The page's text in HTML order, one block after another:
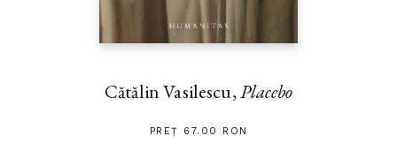
Cătălin Vasilescu,Placebo
PREȚ 67.00 RON